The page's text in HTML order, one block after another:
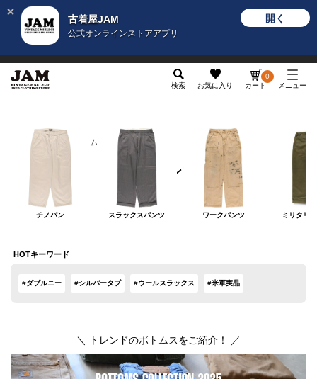
古着屋JAM
公式オンラインストアアプリ
開く
検索 お気に入り カート
0
メニュー
メンズ ボトムス ロングパンツ
ロングパンツ
チノパン スラックスパンツ ワークパンツ ミリタリ
HOTキーワード
#ダブルニー #シルバータブ #ウールスラックス #米軍実品
＼ トレンドのボトムスをご紹介！ ／